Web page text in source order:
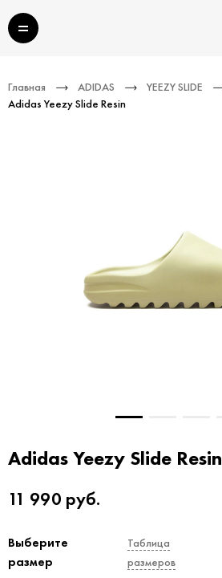
Главная ADIDAS
YEEZY SLIDE
Adidas Yeezy Slide Resin
Adidas Yeezy Slide Resin
11 990 руб.
Выберите
размер
Таблица
размеров